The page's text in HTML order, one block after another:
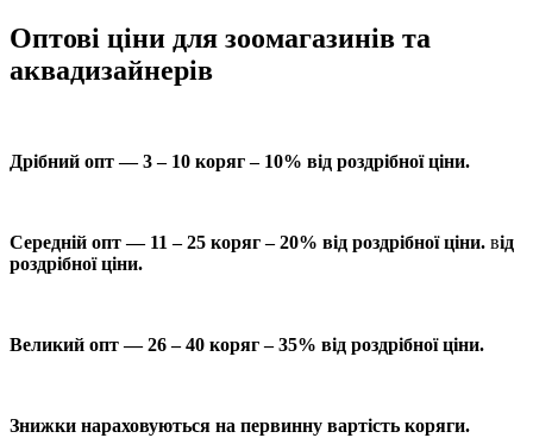
Оптові ціни для зоомагазинів та
аквадизайнерів
Дрібний опт — 3 – 10 коряг – 10% від роздрібної ціни.
Середній опт — 11 – 25 коряг – 20% від роздрібної ціни. від
роздрібної ціни.
Великий опт — 26 – 40 коряг – 35% від роздрібної ціни.
Знижки нараховуються на первинну вартість коряги.